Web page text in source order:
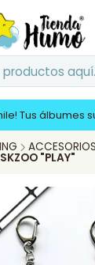
Tus álbumes
ACCESORIOS
"PLAY"